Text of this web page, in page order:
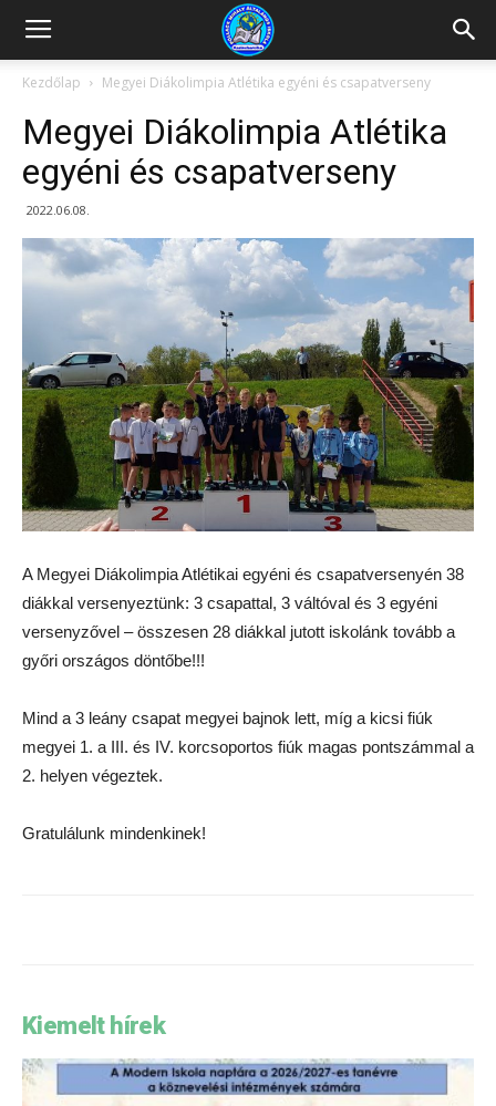
Kazincbarcikai
Pollack
Mihály
Iskola
Kezdőlap Megyei Diákolimpia Atlétika egyéni és csapatverseny
Megyei Diákolimpia Atlétika
egyéni és csapatverseny
2022.06.08.
A Megyei Diákolimpia Atlétikai egyéni és csapatversenyén 38
diákkal versenyeztünk: 3 csapattal, 3 váltóval és 3 egyéni
versenyzővel – összesen 28 diákkal jutott iskolánk tovább a
győri országos döntőbe!!!
Mind a 3 leány csapat megyei bajnok lett, míg a kicsi fiúk
megyei 1. a III. és IV. korcsoportos fiúk magas pontszámmal a
2. helyen végeztek.
Gratulálunk mindenkinek!
Kiemelt hírek